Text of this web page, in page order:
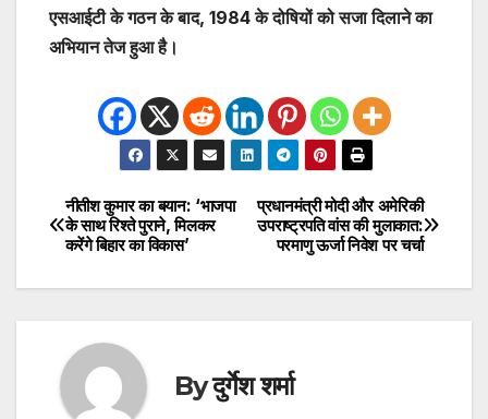
एसआईटी के गठन के बाद, 1984 के दोषियों को सजा दिलाने का
अभियान तेज हुआ है।
Post
navigation
प्रधानमंत्री मोदी और अमेरिकी
उपराष्ट्रपति वांस की मुलाकात:
परमाणु ऊर्जा निवेश पर चर्चा
नीतीश कुमार का बयान: ‘भाजपा
के साथ रिश्ते पुराने, मिलकर
करेंगे बिहार का विकास’
Byदुर्गेश शर्मा